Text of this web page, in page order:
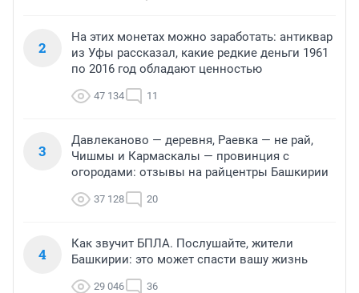
2
На этих монетах можно заработать: антиквар
из Уфы рассказал, какие редкие деньги 1961
по 2016 год обладают ценностью
47 134 11
3
Давлеканово — деревня, Раевка — не рай,
Чишмы и Кармаскалы — провинция с
огородами: отзывы на райцентры Башкирии
37 128 20
4
Как звучит БПЛА. Послушайте, жители
Башкирии: это может спасти вашу жизнь
29 046 36